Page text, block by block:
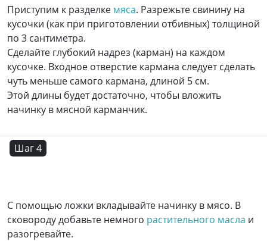
Приступим к разделке мяса. Разрежьте свинину на
кусочки (как при приготовлении отбивных) толщиной
по 3 сантиметра.
Сделайте глубокий надрез (карман) на каждом
кусочке. Входное отверстие кармана следует сделать
чуть меньше самого кармана, длиной 5 см.
Этой длины будет достаточно, чтобы вложить
начинку в мясной карманчик.
Шаг 4
С помощью ложки вкладывайте начинку в мясо. В
сковороду добавьте немного растительного масла и
разогревайте.